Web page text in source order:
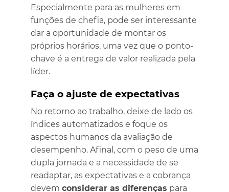
Especialmente para as mulheres em
funções de chefia, pode ser interessante
dar a oportunidade de montar os
próprios horários, uma vez que o ponto-
chave é a entrega de valor realizada pela
líder.
Faça o ajuste de expectativas
No retorno ao trabalho, deixe de lado os
índices automatizados e foque os
aspectos humanos da avaliação de
desempenho. Afinal, com o peso de uma
dupla jornada e a necessidade de se
readaptar, as expectativas e a cobrança
devem considerar as diferenças para